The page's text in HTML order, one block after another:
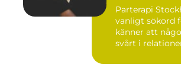
Parterapi
vanligt sökord
känner att
svårt i